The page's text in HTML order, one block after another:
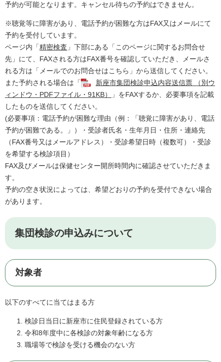
予約が可能となります。 キャンセル待ちの予約はできません。​
※聴覚等に障害があり、電話予約が困難な方はFAX又はメールにて
予約を受付しています。
ページ内「精密検査 」下部にある「このページに関するお問合せ
先」にて、FAXされる方はFAX番号を確認していただき、メールさ
れる方は「メールでのお問合せはこちら」から送信してください。
​また予約される場合は「
新座市集団検診申込内容送信票 （別ウ
ィンドウ・PDFファイル・91KB）
」をFAXするか、必要事項を記載
したものを送信してください。
​​(必要事項：電話予約が困難な理由（例：「聴覚に障害があり、電話
予約が困難である。」）・受診者氏名・生年月日・住所・連絡先
（FAX番号又はメールアドレス）・受診希望日時（複数可）・受診
を希望する検診項目）
FAX及びメールは保健センター開所時間内に確認させていただきま
す。
予約の空き状況によっては、希望どおりの予約を受付できない場合
があります。
集団検診の申込みについて
対象者
以下のすべてに当てはまる方
検診日当日に新座市に住民登録されている方
令和8年度中に各検診の対象年齢になる方
職場等で検診を受ける機会のない方